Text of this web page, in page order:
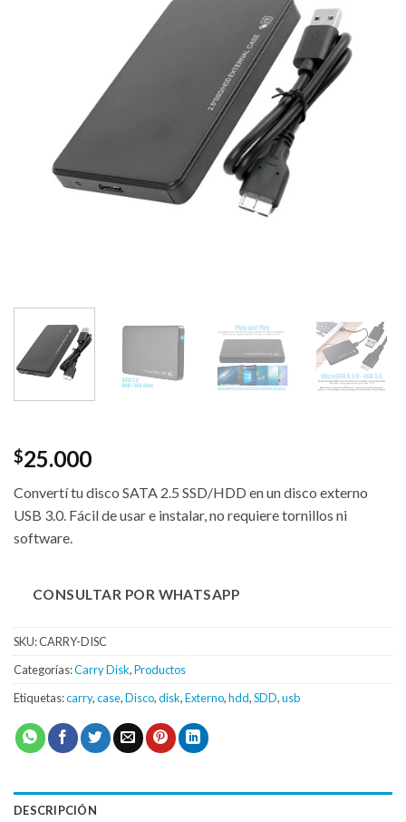
$25.000
Convertí tu disco SATA 2.5 SSD/HDD en un disco externo
USB 3.0. Fácil de usar e instalar, no requiere tornillos ni
software.
CONSULTAR POR WHATSAPP
SKU:CARRY-DISC
Categorías:Carry Disk,Productos
Etiquetas:carry,case,Disco,disk,Externo,hdd,SDD,usb
DESCRIPCIÓN